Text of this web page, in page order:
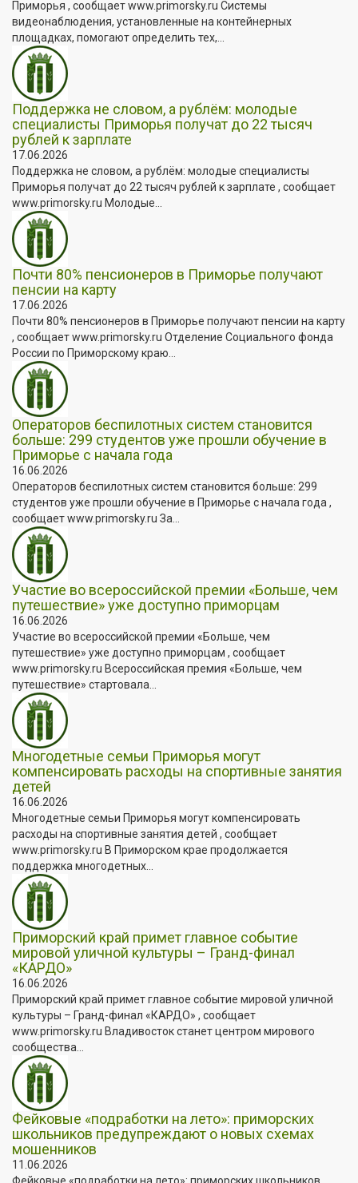
Приморья , сообщает www.primorsky.ru Системы
видеонаблюдения, установленные на контейнерных
площадках, помогают определить тех,...
Поддержка не словом, а рублём: молодые
специалисты Приморья получат до 22 тысяч
рублей к зарплате
17.06.2026
Поддержка не словом, а рублём: молодые специалисты
Приморья получат до 22 тысяч рублей к зарплате , сообщает
www.primorsky.ru Молодые...
Почти 80% пенсионеров в Приморье получают
пенсии на карту
17.06.2026
Почти 80% пенсионеров в Приморье получают пенсии на карту
, сообщает www.primorsky.ru Отделение Социального фонда
России по Приморскому краю...
Операторов беспилотных систем становится
больше: 299 студентов уже прошли обучение в
Приморье с начала года
16.06.2026
Операторов беспилотных систем становится больше: 299
студентов уже прошли обучение в Приморье с начала года ,
сообщает www.primorsky.ru За...
Участие во всероссийской премии «Больше, чем
путешествие» уже доступно приморцам
16.06.2026
Участие во всероссийской премии «Больше, чем
путешествие» уже доступно приморцам , сообщает
www.primorsky.ru Всероссийская премия «Больше, чем
путешествие» стартовала...
Многодетные семьи Приморья могут
компенсировать расходы на спортивные занятия
детей
16.06.2026
Многодетные семьи Приморья могут компенсировать
расходы на спортивные занятия детей , сообщает
www.primorsky.ru В Приморском крае продолжается
поддержка многодетных...
Приморский край примет главное событие
мировой уличной культуры – Гранд-финал
«КАРДО»
16.06.2026
Приморский край примет главное событие мировой уличной
культуры – Гранд-финал «КАРДО» , сообщает
www.primorsky.ru Владивосток станет центром мирового
сообщества...
Фейковые «подработки на лето»: приморских
школьников предупреждают о новых схемах
мошенников
11.06.2026